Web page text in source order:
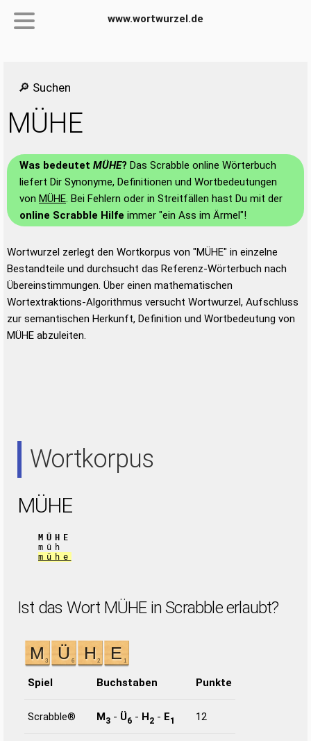
www.wortwurzel.de
🔎 Suchen
MÜHE
Was bedeutet MÜHE? Das Scrabble online Wörterbuch
liefert Dir Synonyme, Definitionen und Wortbedeutungen
von MÜHE. Bei Fehlern oder in Streitfällen hast Du mit der
online Scrabble Hilfe immer "ein Ass im Ärmel"!
Wortwurzel zerlegt den Wortkorpus von "MÜHE" in einzelne
Bestandteile und durchsucht das Referenz-Wörterbuch nach
Übereinstimmungen. Über einen mathematischen
Wortextraktions-Algorithmus versucht Wortwurzel, Aufschluss
zur semantischen Herkunft, Definition und Wortbedeutung von
MÜHE abzuleiten.
Wortkorpus
MÜHE
MÜHE
müh
mühe
Ist das Wort MÜHE in Scrabble erlaubt?
Spiel Buchstaben Punkte
Scrabble® M3 - Ü6 - H2 - E1 12